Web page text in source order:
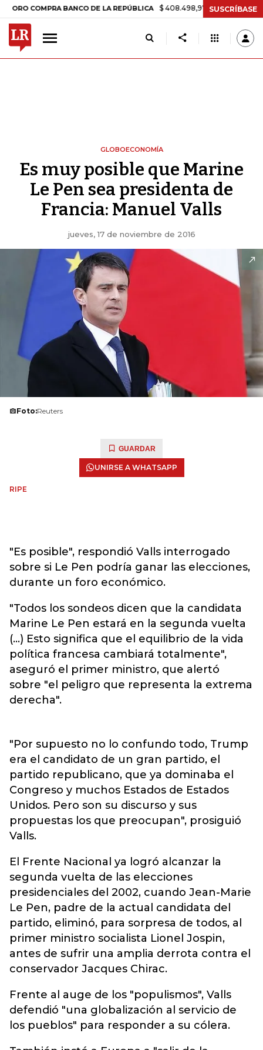
COMPRA BANCO DE LA REPÚBLICA $ 408.498,97 +$ 8.753,81 +2,19%
SUSCRÍBASE
GLOBOECONOMÍA
Es muy posible que Marine
Le Pen sea presidenta de
Francia: Manuel Valls
jueves, 17 de noviembre de 2016
Foto:Reuters
GUARDAR
UNIRSE A WHATSAPP
RIPE
"Es posible", respondió Valls interrogado
sobre si Le Pen podría ganar las elecciones,
durante un foro económico.
"Todos los sondeos dicen que la candidata
Marine Le Pen estará en la segunda vuelta
(...) Esto significa que el equilibrio de la vida
política francesa cambiará totalmente",
aseguró el primer ministro, que alertó
sobre "el peligro que representa la extrema
derecha".
"Por supuesto no lo confundo todo, Trump
era el candidato de un gran partido, el
partido republicano, que ya dominaba el
Congreso y muchos Estados de Estados
Unidos. Pero son su discurso y sus
propuestas los que preocupan", prosiguió
Valls.
El Frente Nacional ya logró alcanzar la
segunda vuelta de las elecciones
presidenciales del 2002, cuando Jean-Marie
Le Pen, padre de la actual candidata del
partido, eliminó, para sorpresa de todos, al
primer ministro socialista Lionel Jospin,
antes de sufrir una amplia derrota contra el
conservador Jacques Chirac.
Frente al auge de los "populismos", Valls
defendió "una globalización al servicio de
los pueblos" para responder a su cólera.